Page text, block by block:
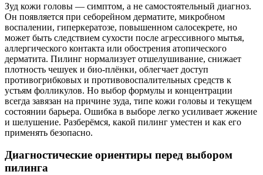
Зуд кожи головы — симптом, а не самостоятельный диагноз.
Он появляется при себорейном дерматите, микробном
воспалении, гиперкератозе, повышенном салосекрете, но
может быть следствием сухости после агрессивного мытья,
аллергического контакта или обострения атопического
дерматита. Пилинг нормализует отшелушивание, снижает
плотность чешуек и био-плёнки, облегчает доступ
противогрибковых и противовоспалительных средств к
устьям фолликулов. Но выбор формулы и концентрации
всегда завязан на причине зуда, типе кожи головы и текущем
состоянии барьера. Ошибка в выборе легко усиливает жжение
и шелушение. Разберёмся, какой пилинг уместен и как его
применять безопасно.
Диагностические ориентиры перед выбором
пилинга